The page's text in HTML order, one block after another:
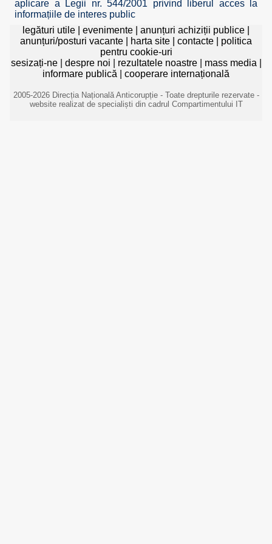
aplicare a Legii nr. 544/2001 privind liberul acces la
informațiile de interes public
legături utile
evenimente anunțuri achiziții publice
anunțuri/posturi vacante
harta site contacte
politica
pentru cookie-uri
sesizați-ne| despre noi rezultatele noastre| mass media
informare publică
cooperare internațională
2005-2026 Direcția Națională Anticorupție - Toate drepturile rezervate -
website realizat de specialiști din cadrul Compartimentului IT